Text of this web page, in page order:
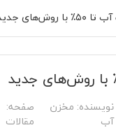
جدید
نویسنده: مخزن
آب
صفحه:
مقالات